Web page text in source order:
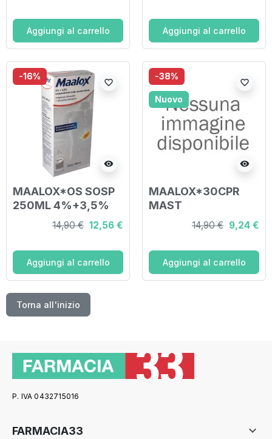
Aggiungi al carrello Aggiungi al carrello
-16%
visibility
favorite_border
MAALOX*OS SOSP
250ML 4%+3,5%
14,90 € 12,56 €
Aggiungi al carrello
-38%
Nuovo
visibility
favorite_border
MAALOX*30CPR
MAST
400MG+400MG
14,90 € 9,24 €
Aggiungi al carrello
Torna all'inizio
P. IVA 0432715016
FARMACIA33 